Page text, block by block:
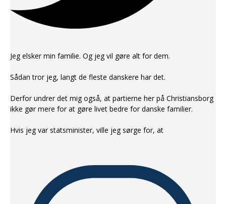
Jeg elsker min familie. Og jeg vil gøre alt for dem.
Sådan tror jeg, langt de fleste danskere har det.
Derfor undrer det mig også, at partierne her på Christiansborg
ikke gør mere for at gøre livet bedre for danske familier.
Hvis jeg var statsminister, ville jeg sørge for, at